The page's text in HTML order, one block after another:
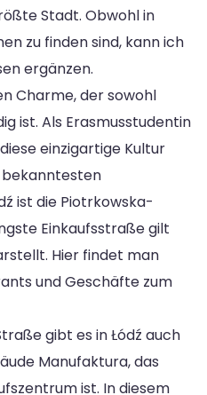
Stadt. Obwohl in
zu finden sind, kann ich
ergänzen.
Charme, der sowohl
ist. Als Erasmusstudentin
einzigartige Kultur
bekanntesten
ist die Piotrkowska-
Einkaufsstraße gilt
Hier findet man
und Geschäfte zum
gibt es in Łódź auch
Manufaktura, das
ist. In diesem